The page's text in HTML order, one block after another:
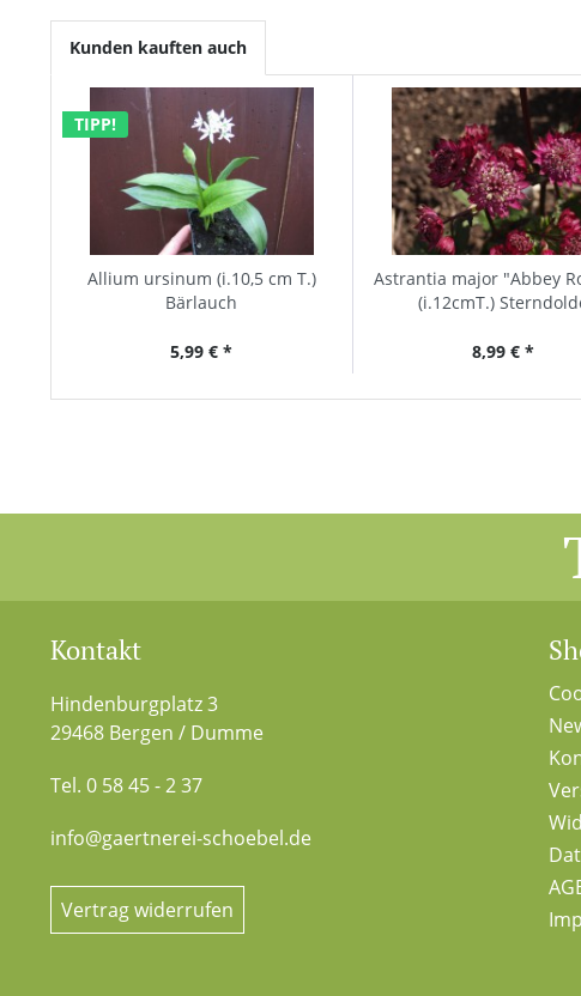
Kunden kauften auch
TIPP!
Allium ursinum (i.10,5 cm T.)
Bärlauch
5,99 € *
Astrantia major "Abbey
(i.12cmT.)
8,99 € *
Kontakt
Hindenburgplatz 3
29468 Bergen / Dumme
Tel. 0 58 45 - 2 37
info@gaertnerei-schoebel.de
Vertrag widerrufen